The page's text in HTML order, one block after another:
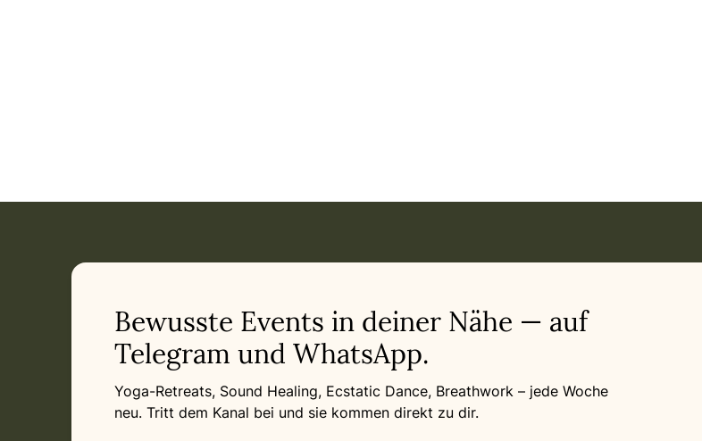
Related appointments
Bewusste Events in deiner Nähe — auf
Telegram und WhatsApp.
Yoga-Retreats, Sound Healing, Ecstatic Dance, Breathwork – jede Woche
neu. Tritt dem Kanal bei und sie kommen direkt zu dir.